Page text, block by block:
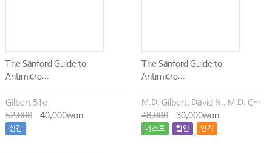
The Sanford Guide to
Antimicro...
Gilbert 51e
52,000
40,000won
신간
The Sanford Guide to
Antimicro...
M.D. Gilbert, David N., M.D. Chambers, Henry F., M.D. Eliopoulos, George M., M.D. Saag, Michael S., M.D. Pavia, Andrew T.
48,000
30,000won
베스트 할인 인기